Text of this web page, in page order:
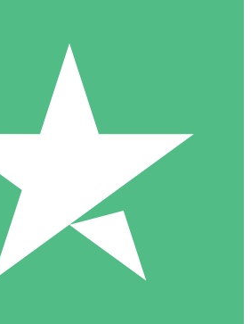
Créditos Individuais
uso com créditos de download. Sem
1000